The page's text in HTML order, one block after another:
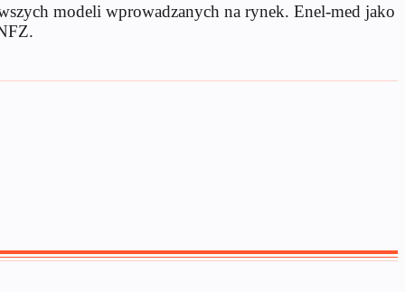
modeli wprowadzanych na rynek. Enel-med jako